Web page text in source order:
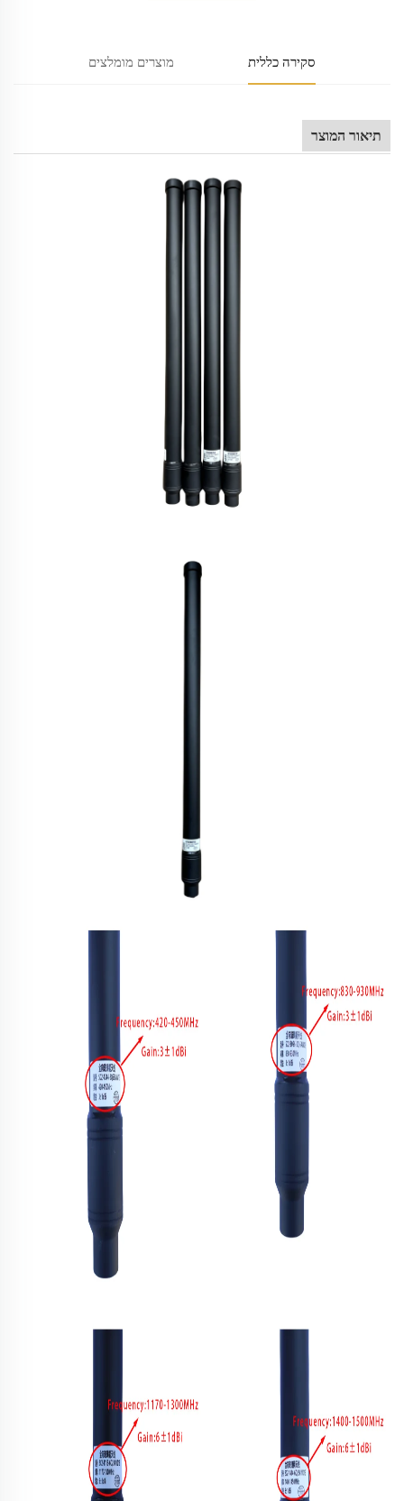
סקירה כללית מוצרים מומלצים
תיאור המוצר